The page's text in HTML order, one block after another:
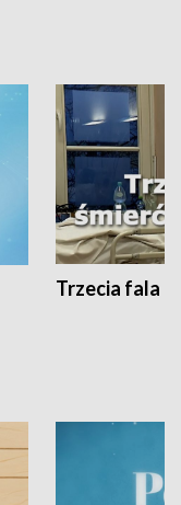
Trzecia fala -